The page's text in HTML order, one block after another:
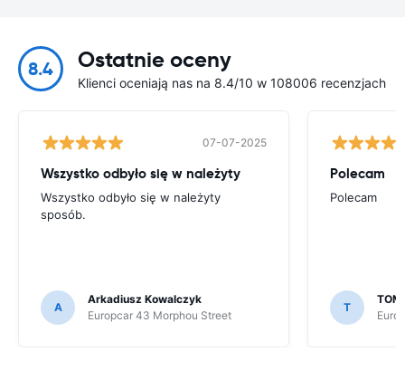
8.4 Ostatnie oceny
Klienci oceniają nas na 8.4/10 w 108006 recenzjach
07-07-2025
Wszystko odbyło się w należyty
Wszystko odbyło się w należyty
sposób.
A
Arkadiusz Kowalczyk
Europcar 43 Morphou Street
Polecam
Polecam
T